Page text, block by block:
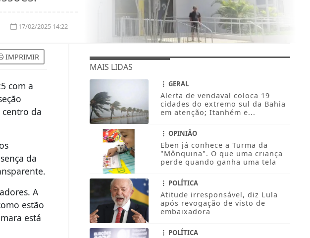
17/02/2025 14:22
IMPRIMIR
com a
da
da
A
estão
está
MAIS LIDAS
GERAL
Alerta de vendaval coloca 19
cidades do extremo sul da Bahia
em atenção; Itanhém e...
OPINIÃO
Eben já conhece a Turma da
"Mônquina". O que uma criança
perde quando ganha uma tela
POLÍTICA
Atitude irresponsável, diz Lula
após revogação de visto de
embaixadora
POLÍTICA